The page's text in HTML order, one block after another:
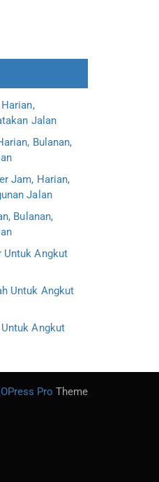
Jalan
Bulanan,
Jam, Harian,
Jalan
Bulanan,
Untuk Angkut
Untuk Angkut
Angkut
Pro Theme